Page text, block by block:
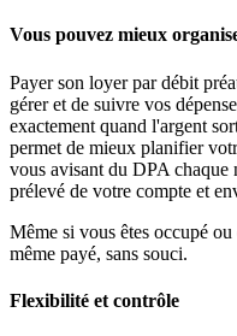
Vous pouvez mieux
Payer son loyer par débit
gérer et de suivre vos
exactement quand l'argent
permet de mieux planifier
vous avisant du DPA chaque
prélevé de votre compte et
Même si vous êtes occupé
même payé, sans souci.
Flexibilité et contrôle